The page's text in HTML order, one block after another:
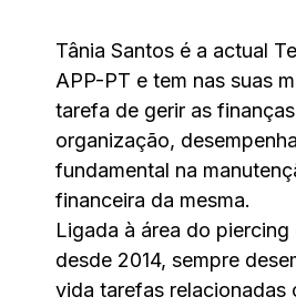
Tânia Santos é a actual
APP-PT e tem nas suas
tarefa de gerir as
organização,
fundamental na
financeira da mesma.
Ligada à área do piercing
desde 2014, sempre
vida tarefas relacionadas